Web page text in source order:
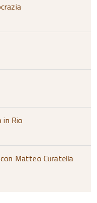
in Rio
con Matteo Curatella